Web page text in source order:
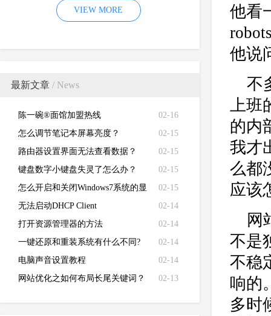
VIEW MORE
最新文章 / News
02-16
陈一碗®面馆加盟热线
02-15
怎么调节笔记本屏幕亮度？
02-15
路由器设置界面无法查看数据？
02-15
键盘数字小键盘失灵了怎么办？
02-15
怎么开启和关闭Windows7系统的显
卡硬件加速功能
02-14
无法启动DHCP Client
02-14
打开资源管理器的方法
02-14
一键还原和重装系统有什么不同?
02-14
电脑声音设置教程
02-13
网站优化之如何布局长尾关键词？
他看
他说
不
上班
的内
我才
么都
应该
网
不是
不稳
响的
多时